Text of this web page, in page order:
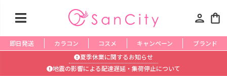
person shopping_bag
即日発送 カラコン コスメ キャンペーン
ブランド
夏季休業に関するお知らせ
地震の影響による配達遅延・集荷停止について